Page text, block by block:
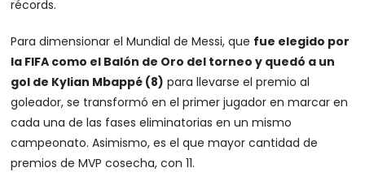
récords.
Para dimensionar el Mundial de Messi, que fue elegido por
la FIFA como el Balón de Oro del torneo y quedó a un
gol de Kylian Mbappé (8) para llevarse el premio al
goleador, se transformó en el primer jugador en marcar en
cada una de las fases eliminatorias en un mismo
campeonato. Asimismo, es el que mayor cantidad de
premios de MVP cosecha, con 11.